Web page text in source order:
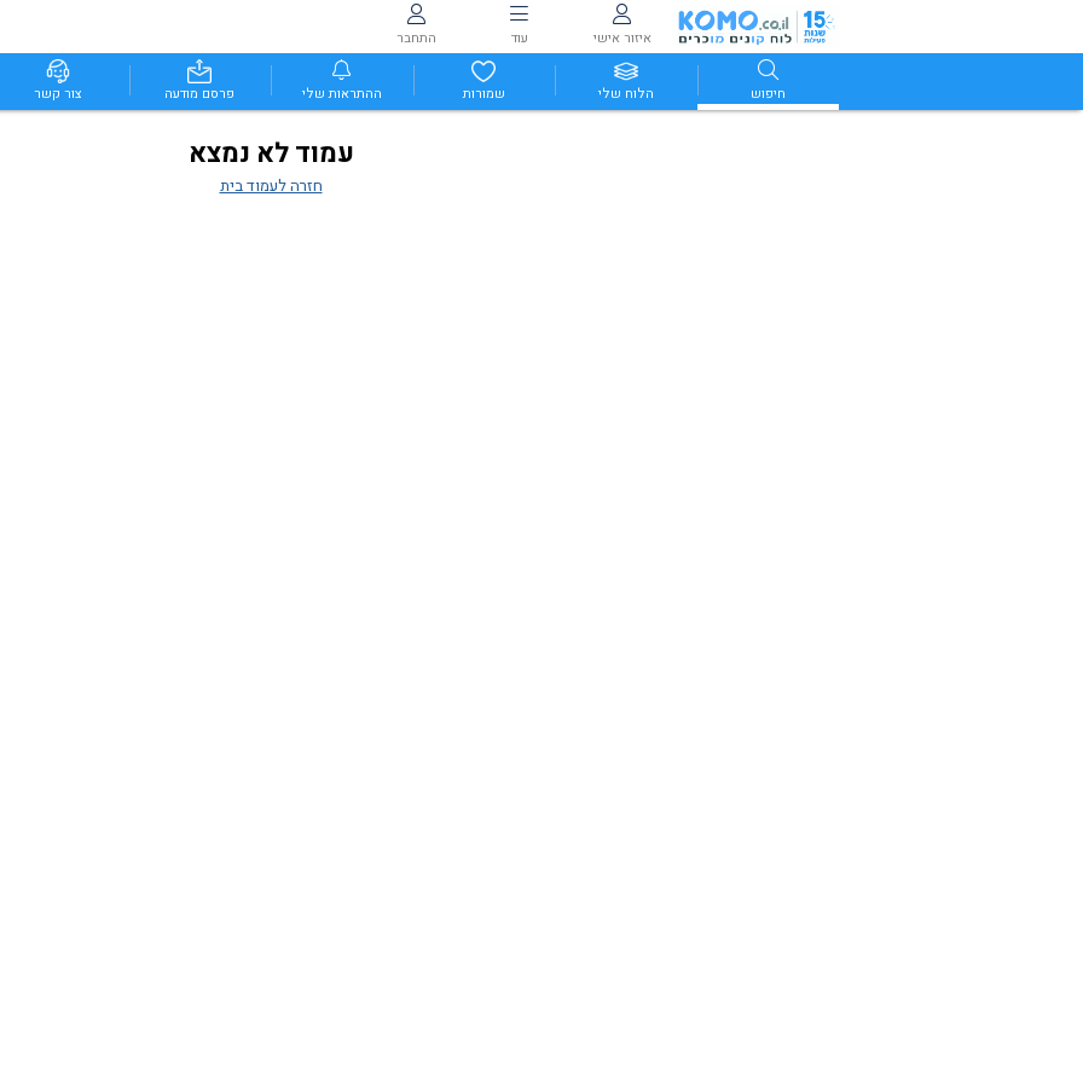
איזור אישי עוד התחבר
חיפוש הלוח שלי שמורות ההתראות שלי פרסם מודעה צור קשר
עמוד לא נמצא
חזרה לעמוד בית